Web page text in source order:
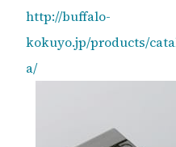
http://buffalo-
kokuyo.jp/products/
a/